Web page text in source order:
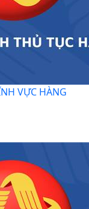
VỰC HÀNG